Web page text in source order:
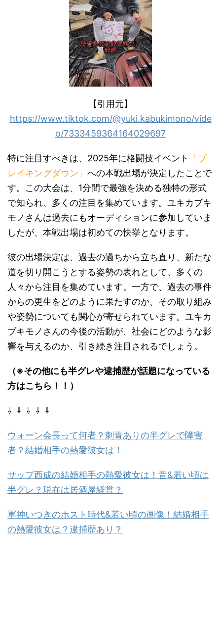
【引用元】
https://www.tiktok.com/@yuki.kabukimono/vide
o/7333459364164029697
特に注目すべきは、2025年に格闘技イベント
「ブ
レイキングダウン」 への本戦出場が決定したことで
す。この大会は、1分間で最強を決める独特の形式
で知られ、多くの注目を集めています。ユキカブキ
モノさんは過去にもオーディションに参加していま
したが、本戦出場は初めての快挙となります。
彼の出場決定は、過去の過ちから立ち直り、新たな
道を切り開こうとする姿勢の表れとして、多くの
人々から注目を集めています。一方で、過去の事件
からの更生をどのように果たすのか、その取り組み
や姿勢についても関心が寄せられています。ユキカ
ブキモノさんの今後の活動が、社会にどのような影
響を与えるのか、引き続き注目されるでしょう。
（※その他にも半グレや逮捕歴が話題になっている
方はこちら！！）
⇩ ⇩ ⇩ ⇩ ⇩
ウォーン会長って何者？刺青ありの半グレで障害
者？結婚相手の熱愛彼女は！
サップ西成の結婚相手の熱愛彼女は！昔&若い頃は
半グレ？現在は居酒屋経営？
軍神いつきのホスト時代&若い頃の画像！結婚相手
の熱愛彼女は？逮捕歴あり？